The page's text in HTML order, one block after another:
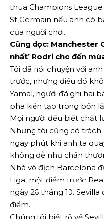
thua Champions
St Germain nếu anh có
của người chơi.
Cũng đọc: Manchester
nhất’ Rodri cho đến
Tôi đã nói chuyện với
trước, nhưng điều đó
Yamal, người đã ghi hai
pha kiến ​​tạo trong bốn
Mọi người đều biết chất
Nhưng tôi cũng có trách
ngay phút khi anh ta
không dễ như chấn
Nhà vô địch Barcelona
Liga, một điểm trước
ngày 26 tháng 10.
điểm.
Chúng tôi biết rõ về